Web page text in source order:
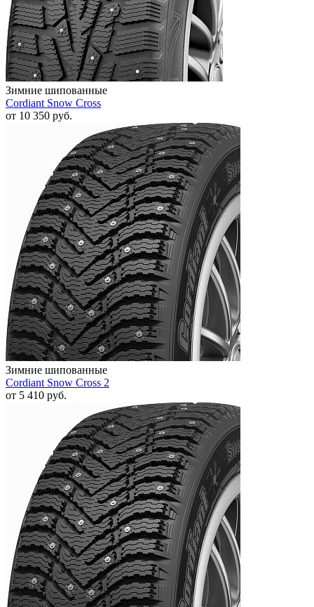
Зимние шипованные
Cordiant Snow Cross
от 10 350 руб.
Зимние шипованные
Cordiant Snow Cross 2
от 5 410 руб.